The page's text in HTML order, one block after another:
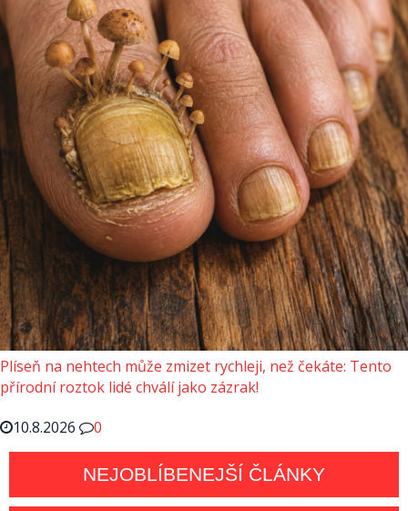
Plíseň na nehtech může zmizet rychleji, než čekáte: Tento
přírodní roztok lidé chválí jako zázrak!
10.8.2026
0
NEJOBLÍBENEJŠÍ ČLÁNKY